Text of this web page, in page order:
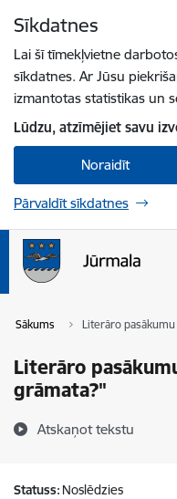
Sīkdatnes
Lai šī tīmekļvietne
sīkdatnes. Ar Jūsu
izmantotas statistikas un
Lūdzu, atzīmējiet savu
Noraidīt
Pārvaldīt sīkdatnes
Sākums Literāro
Literāro
grāmata?"
Atskaņot tekstu
Statuss: Noslēdzies